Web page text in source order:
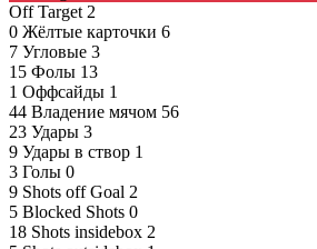
Off Target 2
0 Жёлтые карточки 6
7 Угловые 3
15 Фолы 13
1 Оффсайды 1
44 Владение мячом 56
23 Удары 3
9 Удары в створ 1
3 Голы 0
9 Shots off Goal 2
5 Blocked Shots 0
18 Shots insidebox 2